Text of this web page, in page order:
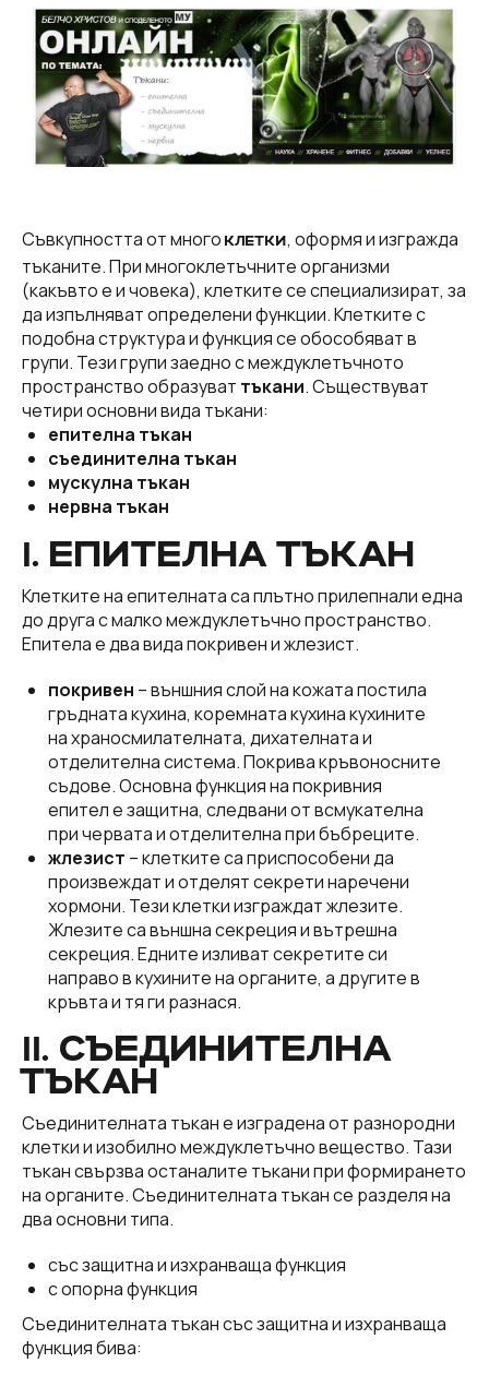
Съвкупността от много КЛЕТКИ , оформя и изгражда
тъканите. При многоклетъчните организми
(какъвто е и човека), клетките се специализират, за
да изпълняват определени функции. Клетките с
подобна структура и функция се обособяват в
групи. Тези групи заедно с междуклетъчното
пространство образуват тъкани. Съществуват
четири основни вида тъкани:
епителна тъкан
съединителна тъкан
мускулна тъкан
нервна тъкан
І. ЕПИТЕЛНА ТЪКАН
Клетките на епителната са плътно прилепнали една
до друга с малко междуклетъчно пространство.
Епитела е два вида покривен и жлезист.
покривен – външния слой на кожата постила
гръдната кухина, коремната кухина кухините
на храносмилателната, дихателната и
отделителна система. Покрива кръвоносните
съдове. Основна функция на покривния
епител е защитна, следвани от всмукателна
при червата и отделителна при бъбреците.
жлезист – клетките са приспособени да
произвеждат и отделят секрети наречени
хормони. Тези клетки изграждат жлезите.
Жлезите са външна секреция и вътрешна
секреция. Едните изливат секретите си
направо в кухините на органите, а другите в
кръвта и тя ги разнася.
ІІ. СЪЕДИНИТЕЛНА
ТЪКАН
Съединителната тъкан е изградена от разнородни
клетки и изобилно междуклетъчно вещество. Тази
тъкан свързва останалите тъкани при формирането
на органите. Съединителната тъкан се разделя на
два основни типа.
със защитна и изхранваща функция
с опорна функция
Съединителната тъкан със защитна и изхранваща
функция бива: